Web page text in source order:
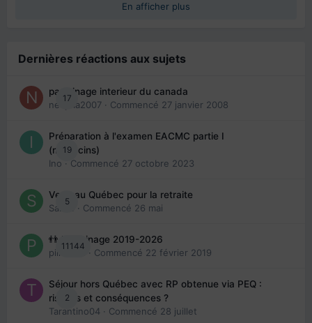
En afficher plus
Dernières réactions aux sujets
17
parrainage interieur du canada
nedjma2007 · Commencé 27 janvier 2008
19
Préparation à l'examen EACMC partie I
(médecins)
Ino · Commencé 27 octobre 2023
5
Venir au Québec pour la retraite
Sab74
· Commencé 26 mai
11144
👬 Parrainage 2019-2026
piinoush · Commencé 22 février 2019
2
Séjour hors Québec avec RP obtenue via PEQ :
risques et conséquences ?
Tarantino04 · Commencé 28 juillet